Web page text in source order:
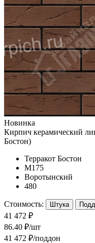
Новинка
Кирпич керамический
Бостон)
Терракот Бостон
М175
Воротынский
480
Стоимость: Штука
41 472 ₽
86.40 ₽/шт
41 472 ₽/поддон